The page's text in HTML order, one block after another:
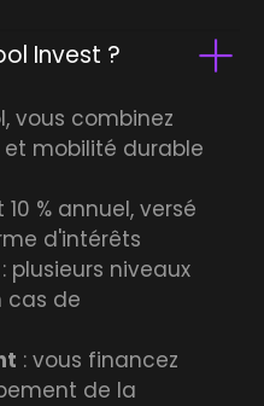
Invest ?
vous combinez
mobilité durable
% annuel, versé
d'intérêts
: plusieurs niveaux
cas de
: vous financez
de la